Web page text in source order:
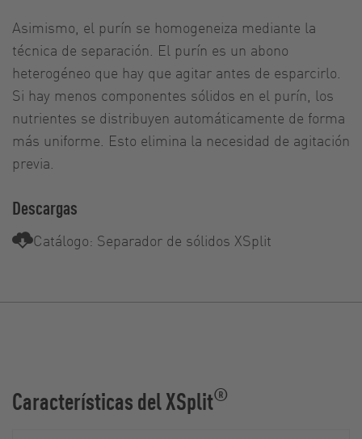
Asimismo, el purín se homogeneiza mediante la
técnica de separación. El purín es un abono
heterogéneo que hay que agitar antes de esparcirlo.
Si hay menos componentes sólidos en el purín, los
nutrientes se distribuyen automáticamente de forma
más uniforme. Esto elimina la necesidad de agitación
previa.
Descargas
Catálogo: Separador de sólidos XSplit
Características del XSplit®